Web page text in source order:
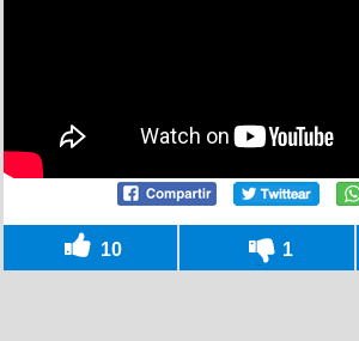
10 1